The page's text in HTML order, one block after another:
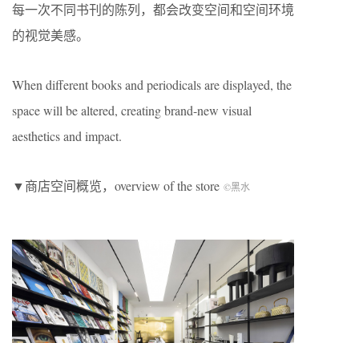
每一次不同书刊的陈列，都会改变空间和空间环境
的视觉美感。
When different books and periodicals are displayed, the
space will be altered, creating brand-new visual
aesthetics and impact.
▼商店空间概览，overview of the store ©黑水